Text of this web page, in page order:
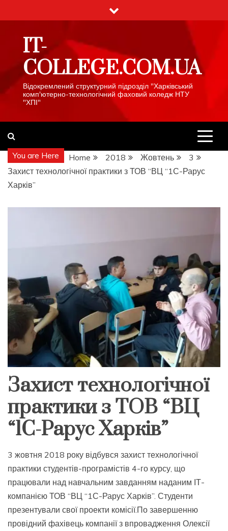
to
IT-
COLLEGE.COM.UA
Відокремлений структурний підрозділ "Харківський
комп'ютерно-технологічний фаховий коледж НТУ
"ХПІ"
You are Here Home 2018 Жовтень
3
Захист технологічної практики з ТОВ “ВЦ “1С-Рарус
Харків”
Захист технологічної
практики з ТОВ “ВЦ
“1С-Рарус Харків”
3 жовтня 2018 року відбувся захист технологічної
практики студентів-програмістів 4-го курсу, що
працювали над навчальним завданням наданим ІТ-
компанією ТОВ “ВЦ “1С-Рарус Харків”. Студенти
презентували свої проекти комісії.По завершенню
провідний фахівець компанії з впровадження Олексії